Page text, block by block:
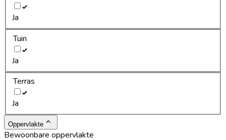
Ja
Tuin
Ja
Terras
Ja
Oppervlakte
Bewoonbare oppervlakte